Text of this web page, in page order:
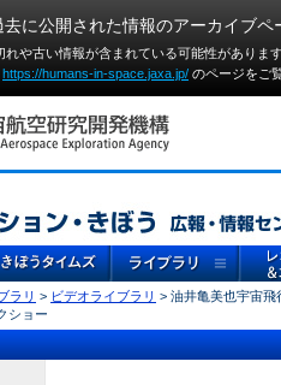
に公開された情報のアーカイブペ
れや古い情報が含まれている可能性がありま
https://humans-in-space.jaxa.jp/ のページをご
ラリ > ビデオライブラリ > 油井亀美也宇宙
ショー